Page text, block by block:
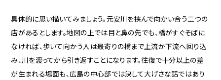
具体的に思い描いてみましょう。元安川を挟んで向かい合う二つの
店があるとします。地図の上では目と鼻の先でも、橋がすぐそばに
なければ、歩いて向かう人は最寄りの橋まで上流か下流へ回り込
み、川を渡ってから引き返すことになります。往復で十分以上の差
が生まれる場面も、広島の中心部では決して大げさな話ではあり